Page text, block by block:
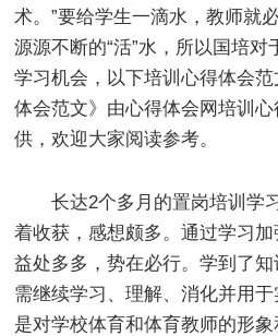
术。”要给学生一滴水，教师就
源源不断的“活”水，所以国培
学习机会，以下培训心得体会
体会范文》由心得体会网培训
供，欢迎大家阅读参考。
长达2个多月的置岗培训学
着收获，感想颇多。通过学习加
益处多多，势在必行。学到了
需继续学习、理解、消化并用
是对学校体育和体育教师的形